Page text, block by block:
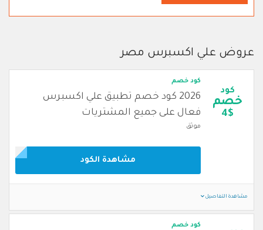
عروض علي اكسبرس مصر
كود
خصم
4$
كود خصم
2026 كود خصم تطبيق علي اكسبرس
فعال على جميع المشتريات
موثق
مشاهدة الكود
مشاهدة التفاصيل
كود خصم